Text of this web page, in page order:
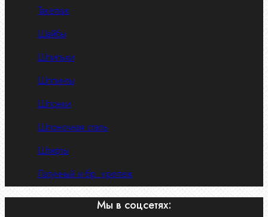
Такелаж
Шайбы
Шпильки
Шплинты
Шпонки
Шпоночная сталь
Штифты
Латунный и бр. крепеж
Мы в соцсетях: